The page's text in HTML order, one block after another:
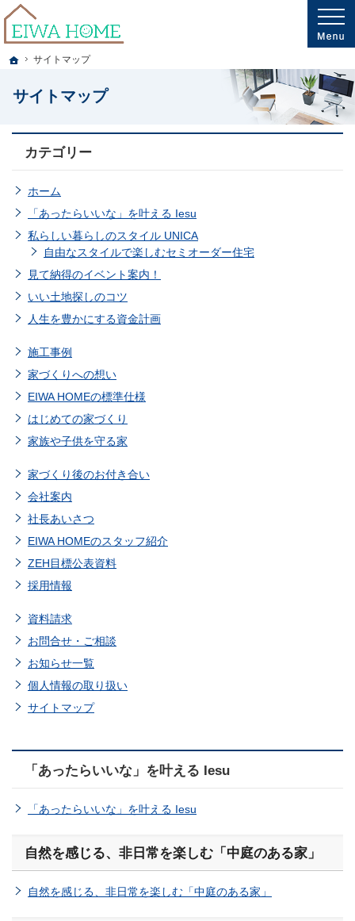
ホーム
サイトマップ
サイトマップ
プロの目線からご提案。岩手県釜石市・大槌町の注文住宅・新築戸建てを手がけ
岩手県釜石市・大槌町の新築・注文住宅・新築戸建てを手がける工務店ならエイワ
カテゴリー
ホーム
「あったらいいな」を叶える Iesu
私らしい暮らしのスタイル UNICA
自由なスタイルで楽しむセミオーダー住宅
見て納得のイベント案内！
いい土地探しのコツ
人生を豊かにする資金計画
施工事例
家づくりへの想い
EIWA HOMEの標準仕様
はじめての家づくり
家族や子供を守る家
家づくり後のお付き合い
会社案内
社長あいさつ
EIWA HOMEのスタッフ紹介
ZEH目標公表資料
採用情報
資料請求
お問合せ・ご相談
お知らせ一覧
個人情報の取り扱い
サイトマップ
「あったらいいな」を叶える Iesu
「あったらいいな」を叶える Iesu
自然を感じる、非日常を楽しむ「中庭のある家」
自然を感じる、非日常を楽しむ「中庭のある家」